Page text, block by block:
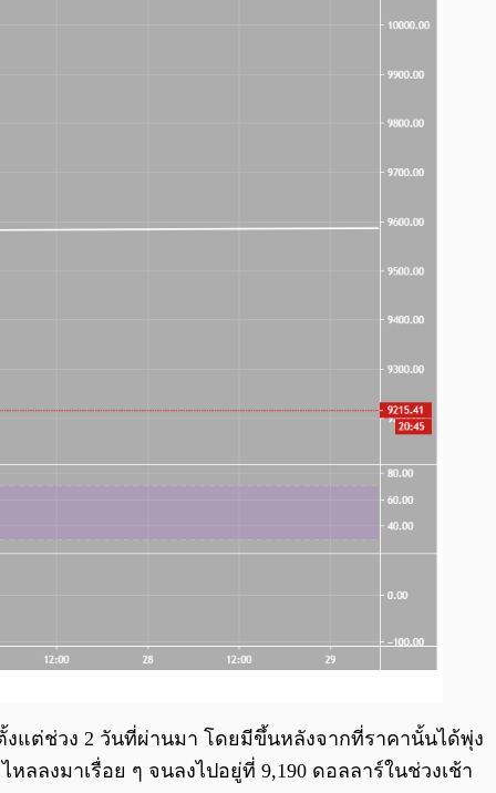
งแต่ช่วง 2 วันที่ผ่านมา โดยมีขึ้นหลังจากที่ราคานั้นได้พุ่ง
ลงมาเรื่อย ๆ จนลงไปอยู่ที่ 9,190 ดอลลาร์ในช่วงเช้า